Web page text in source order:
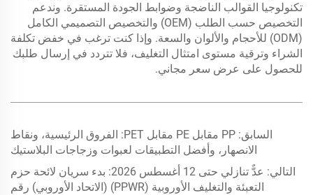
تكنولوجيا القوالب الناضجة وضوابط الجودة المستقرة. وندعم
التخصيص حسب الطلب (OEM) والتخصيص التصميمي الكامل
(ODM) للأحجام والألوان والسعة. وإذا كنت ترغب في خفض تكلفة
الشراء وترقية مستوى امتثال التغليف، فلا تتردد في إرسال طلبك
للحصول على عرض سعر مجاني.
السابق:
PP مقابل PE مقابل PET: الفروق الرئيسية، ونقاط
الانصهار، وأفضل التطبيقات لعبوات وزجاجات البلاستيك
التالي:
عدٌّ تنازلي حتى 12 أغسطس 2026: بدء سريان لائحة حزم
التعبئة والتغليف الأوروبية (PPWR) (الاتحاد الأوروبي) رقم